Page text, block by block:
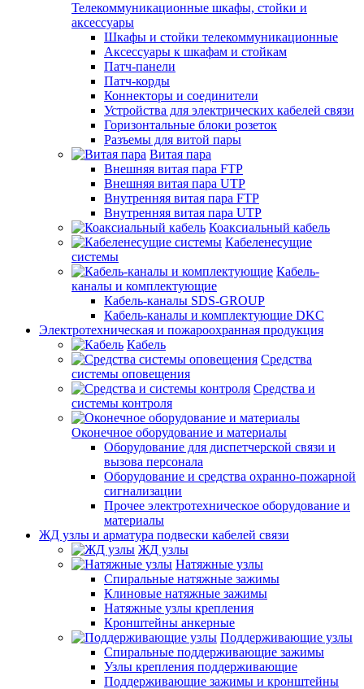
Телекоммуникационные шкафы, стойки и
аксессуары
Шкафы и стойки телекоммуникационные
Аксессуары к шкафам и стойкам
Патч-панели
Патч-корды
Коннекторы и соединители
Устройства для электрических кабелей связи
Горизонтальные блоки розеток
Разъемы для витой пары
Витая пара
Внешняя витая пара FTP
Внешняя витая пара UTP
Внутренняя витая пара FTP
Внутренняя витая пара UTP
Коаксиальный кабель
Кабеленесущие
системы
Кабель-
каналы и комплектующие
Кабель-каналы SDS-GROUP
Кабель-каналы и комплектующие DKC
Электротехническая и пожароохранная продукция
Кабель
Средства
системы оповещения
Средства и
системы контроля
Оконечное оборудование и материалы
Оборудование для диспетчерской связи и
вызова персонала
Оборудование и средства охранно-пожарной
сигнализации
Прочее электротехническое оборудование и
материалы
ЖД узлы и арматура подвески кабелей связи
ЖД узлы
Натяжные узлы
Спиральные натяжные зажимы
Клиновые натяжные зажимы
Натяжные узлы крепления
Кронштейны анкерные
Поддерживающие узлы
Спиральные поддерживающие зажимы
Узлы крепления поддерживающие
Поддерживающие зажимы и кронштейны